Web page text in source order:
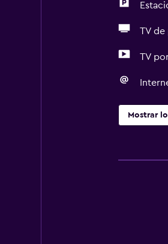
TV de
TV
Mostrar
Unidad